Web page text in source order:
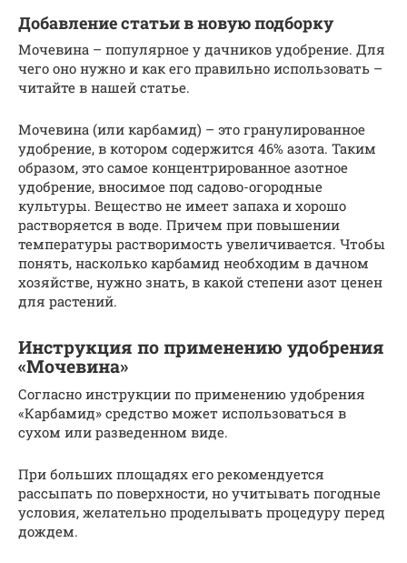
Добавление статьи в новую подборку
Мочевина – популярное у дачников удобрение. Для
чего оно нужно и как его правильно использовать –
читайте в нашей статье.
Мочевина (или карбамид) – это гранулированное
удобрение, в котором содержится 46% азота. Таким
образом, это самое концентрированное азотное
удобрение, вносимое под садово-огородные
культуры. Вещество не имеет запаха и хорошо
растворяется в воде. Причем при повышении
температуры растворимость увеличивается. Чтобы
понять, насколько карбамид необходим в дачном
хозяйстве, нужно знать, в какой степени азот ценен
для растений.
Инструкция по применению удобрения
«Мочевина»
Согласно инструкции по применению удобрения
«Карбамид» средство может использоваться в
сухом или разведенном виде.
При больших площадях его рекомендуется
рассыпать по поверхности, но учитывать погодные
условия, желательно проделывать процедуру перед
дождем.